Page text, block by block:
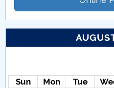
Sun Mon Tue